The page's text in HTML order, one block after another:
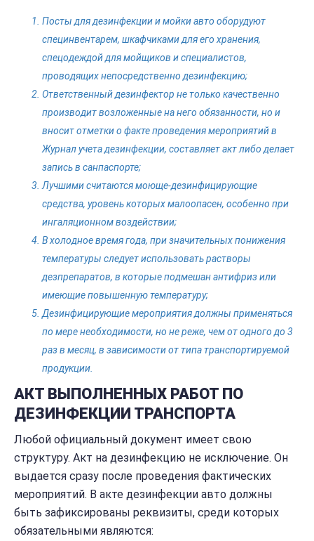
Посты для дезинфекции и мойки авто оборудуют
специнвентарем, шкафчиками для его хранения,
спецодеждой для мойщиков и специалистов,
проводящих непосредственно дезинфекцию;
Ответственный дезинфектор не только качественно
производит возложенные на него обязанности, но и
вносит отметки о факте проведения мероприятий в
Журнал учета дезинфекции, составляет акт либо делает
запись в санпаспорте;
Лучшими считаются моюще-дезинфицирующие
средства, уровень которых малоопасен, особенно при
ингаляционном воздействии;
В холодное время года, при значительных понижения
температуры следует использовать растворы
дезпрепаратов, в которые подмешан антифриз или
имеющие повышенную температуру;
Дезинфицирующие мероприятия должны применяться
по мере необходимости, но не реже, чем от одного до 3
раз в месяц, в зависимости от типа транспортируемой
продукции.
АКТ ВЫПОЛНЕННЫХ РАБОТ ПО
ДЕЗИНФЕКЦИИ ТРАНСПОРТА
Любой официальный документ имеет свою
структуру. Акт на дезинфекцию не исключение. Он
выдается сразу после проведения фактических
мероприятий. В акте дезинфекции авто должны
быть зафиксированы реквизиты, среди которых
обязательными являются: